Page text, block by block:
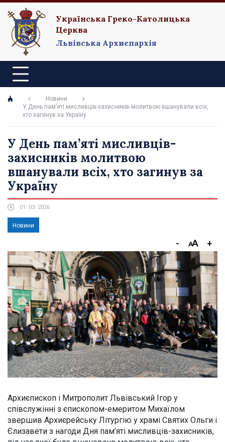
Українська Греко-Католицька
Церква
Львівська Архиєпархія
Новини
У День пам’яті мисливців-захисників молитвою вшанували всіх,
хто загинув за Україну
У День пам’яті мисливців-
захисників молитвою
вшанували всіх, хто загинув за
Україну
01. 03. 2026
Новини
- +
Архиєпископ і Митрополит Львівський Ігор у
співслужінні з єпископом-емеритом Михаїлом
звершив Архиєрейську Літургію у храмі Святих Ольги і
Єлизавети з нагоди Дня пам’яті мисливців-захисників,